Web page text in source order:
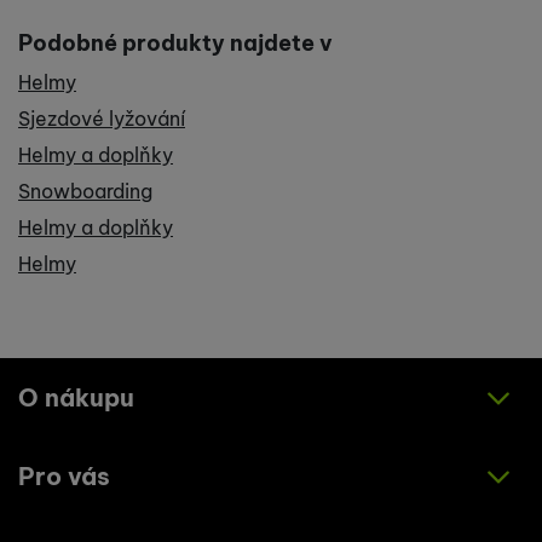
Podobné produkty najdete v
Helmy
Sjezdové lyžování
Helmy a doplňky
Snowboarding
Helmy a doplňky
Helmy
O nákupu
Jak nakupovat
Pro vás